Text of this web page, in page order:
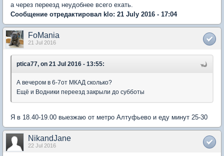
а через переезд неудобнее всего ехать.
Сообщение отредактировал klo: 21 July 2016 - 17:04
FoMania
21 Jul 2016
ptica77, on 21 Jul 2016 - 13:55:
А вечером в 6-7от МКАД сколько?
Ещё и Водники переезд закрыли до субботы
Я в 18.40-19.00 выезжаю от метро Алтуфьево и еду минут 25-30
NikandJane
22 Jul 2016